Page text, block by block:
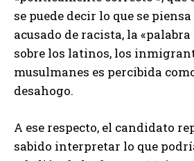
se puede decir lo que se
acusado de racista, la
sobre los latinos, los
musulmanes es percibida
desahogo.
A ese respecto, el candidato
sabido interpretar lo que